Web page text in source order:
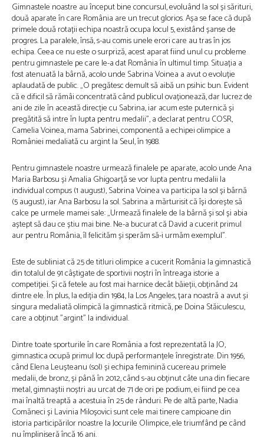
Gimnastele noastre au început bine concursul, evoluând la sol și sărituri,
două aparate în care România are un trecut glorios. Așa se face că după
primele două rotații echipa noastră ocupa locul 5, existând șanse de
progres. La paralele, însă, s-au comis unele erori care au tras în jos
echipa. Ceea ce nu este o surpriză, acest aparat fiind unul cu probleme
pentru gimnastele pe care le-a dat România în ultimul timp. Situația a
fost atenuată la bârnă, acolo unde Sabrina Voinea a avut o evoluție
aplaudată de public. „O pregătesc demult să aibă un psihic bun. Evident
că e dificil să rămâi concentrată când publicul ovaționează, dar lucrez de
ani de zile în această direcție cu Sabrina, iar acum este puternică și
pregătită să intre în lupta pentru medalii”, a declarat pentru COSR,
Camelia Voinea, mama Sabrinei, componentă a echipei olimpice a
României medaliată cu argint la Seul, în 1988.
Pentru gimnastele noastre urmează finalele pe aparate, acolo unde Ana
Maria Barbosu și Amalia Ghigoarță se vor lupta pentru medalii la
individual compus (1 august), Sabrina Voinea va participa la sol și bârnă
(5 august), iar Ana Barbosu la sol. Sabrina a mărturisit că își dorește să
calce pe urmele mamei sale: „Urmează finalele de la bârnă și sol și abia
aștept să dau ce știu mai bine. Ne-a bucurat că David a cucerit primul
aur pentru România, îl felicităm și sperăm să-i urmăm exemplul”.
Este de subliniat că 25 de titluri olimpice a cucerit România la gimnastică
din totalul de 91 câștigate de sportivii noștri în întreaga istorie a
competiției. Și că fetele au fost mai harnice decât băieții, obținând 24
dintre ele. În plus, la ediția din 1984, la Los Angeles, țara noastră a avut și
singura medaliată olimpică la gimnastică ritmică, pe Doina Stăiculescu,
care a obținut ”argint” la individual.
Dintre toate sporturile în care România a fost reprezentată la JO,
gimnastica ocupă primul loc după performanțele înregistrate. Din 1956,
când Elena Leușteanu (sol) și echipa feminină cucereau primele
medalii, de bronz, și până în 2012, când s-au obținut câte una din fiecare
metal, gimnaștii noștri au urcat de 71 de ori pe podium, ei fiind pe cea
mai înaltă treaptă a acestuia în 25 de rânduri. Pe de altă parte, Nadia
Comăneci și Lavinia Miloșovici sunt cele mai tinere campioane din
istoria participărilor noastre la Jocurile Olimpice, ele triumfând pe când
nu împliniseră încă 16 ani.